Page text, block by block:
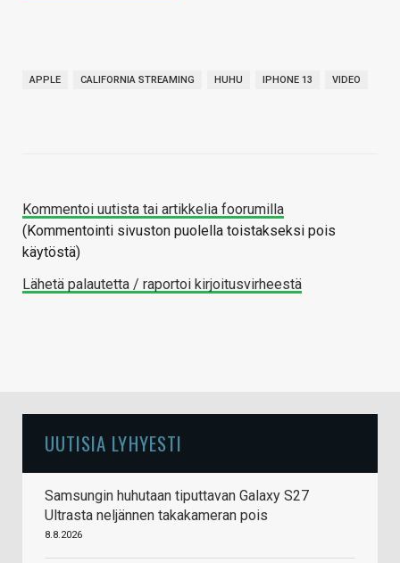
APPLE CALIFORNIA STREAMING HUHU IPHONE 13 VIDEO
Kommentoi uutista tai artikkelia foorumilla
(Kommentointi sivuston puolella toistakseksi pois
käytöstä)
Lähetä palautetta / raportoi kirjoitusvirheestä
UUTISIA LYHYESTI
Samsungin huhutaan tiputtavan Galaxy S27
Ultrasta neljännen takakameran pois
8.8.2026